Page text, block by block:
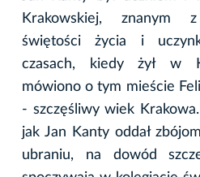
Krakowskiej, znanym
świętości życia i
czasach, kiedy żył w
mówiono o tym mieście
- szczęśliwy wiek
jak Jan Kanty oddał
ubraniu, na dowód